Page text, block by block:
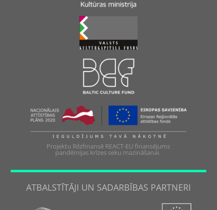
Projektu līdzfinansē REACT-EU finansējums
pandēmijas krīzes seku mazināšanai.
ATBALSTĪTĀJI UN SADARBĪBAS PARTNERI